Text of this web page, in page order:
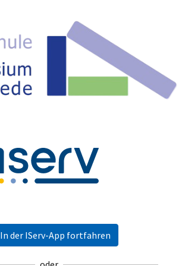
In der IServ-App fortfahren